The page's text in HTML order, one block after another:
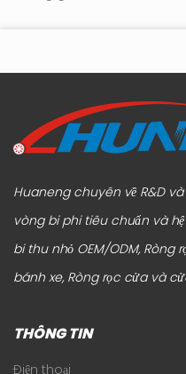
Huaneng chuyên về R&D
vòng bi phi tiêu chuẩn và
bi thu nhỏ OEM/ODM, Ròng
bánh xe, Ròng rọc cửa và
THÔNG TIN
Điện thoại